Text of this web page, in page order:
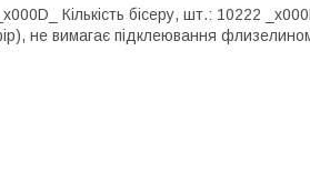
Кількість бісеру, шт.: 10222
не вимагає підклеювання